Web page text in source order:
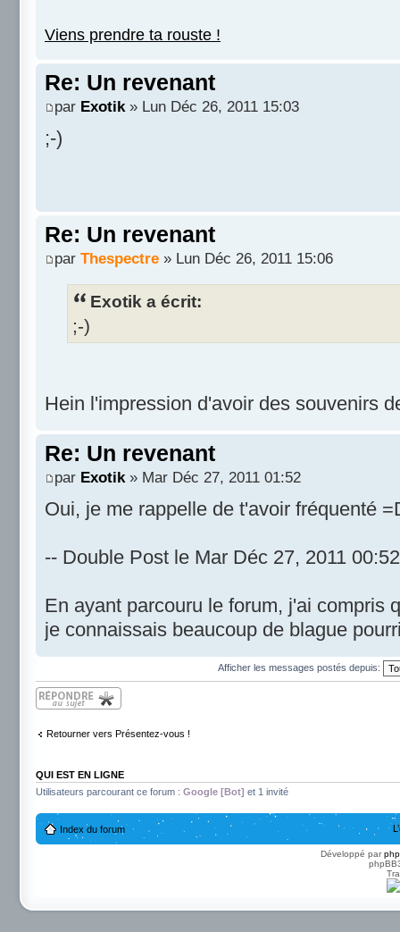
Viens prendre ta rouste !
Re: Un revenant
par Exotik» Lun Déc 26, 2011 15:03
;-)
Re: Un revenant
par Thespectre » Lun Déc 26, 2011 15:06
Exotik a écrit:
;-)
Hein l'impression d'avoir des souvenirs
Re: Un revenant
par Exotik» Mar Déc 27, 2011 01:52
Oui, je me rappelle de t'avoir fréquenté
-- Double Post le Mar Déc 27, 2011
En ayant parcouru le forum, j'ai compris
je connaissais beaucoup de blague
Afficher les messages postés depuis:
Répondre
Retourner vers Présentez-vous !
QUI EST EN LIGNE
Utilisateurs parcourant ce forum : Google [Bot] et 1 invité
Index du forum
Développé par